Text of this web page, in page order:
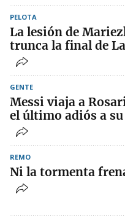
PELOTA
La lesión de
trunca la final de
GENTE
Messi viaja a
el último adiós a
REMO
Ni la tormenta